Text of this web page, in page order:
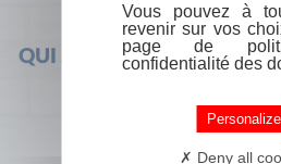
QUI SOMMES-NOUS ?
Vous pouvez à
revenir sur vos
page de
confidentialité des
Personalize
Deny all